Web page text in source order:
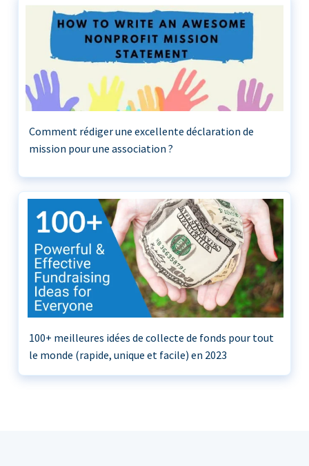
Comment rédiger une excellente déclaration de
mission pour une association ?
100+ meilleures idées de collecte de fonds pour tout
le monde (rapide, unique et facile) en 2023